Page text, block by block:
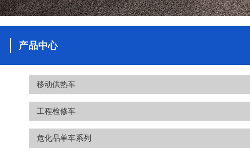
产品中心
移动供热车
工程检修车
危化品单车系列